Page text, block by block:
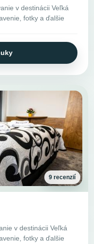
v destinácii Veľká
fotky a ďalšie
9 recenzií
v destinácii Veľká
fotky a ďalšie